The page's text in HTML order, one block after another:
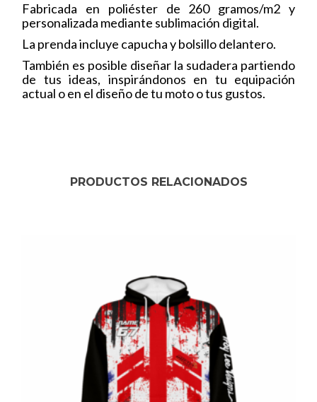
Fabricada en poliéster de 260 gramos/m2 y
personalizada mediante sublimación digital.
La prenda incluye capucha y bolsillo delantero.
También es posible diseñar la sudadera partiendo
de tus ideas, inspirándonos en tu equipación
actual o en el diseño de tu moto o tus gustos.
PRODUCTOS RELACIONADOS